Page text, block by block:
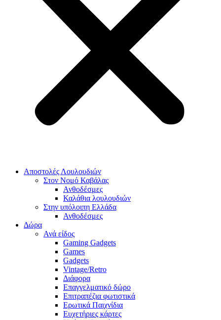
Αποστολές Λουλουδιών
Στον Νομό Καβάλας
Ανθοδέσμες
Καλάθια λουλουδιών
Στην υπόλοιπη Ελλάδα
Ανθοδέσμες
Δώρα
Ανά είδος
Gaming Gadgets
Games
Gadgets
Vintage/Retro
Διάφορα
Επαγγελματικό δώρο
Επιτραπέζια φωτιστικά
Ερωτικά Παιχνίδια
Ευχετήριες κάρτες